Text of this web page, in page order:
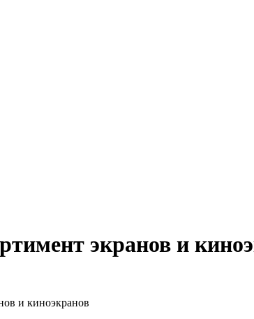
экранов и